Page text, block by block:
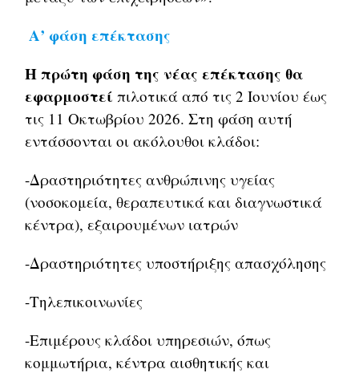
Α’ φάση επέκτασης
Η πρώτη φάση της νέας επέκτασης θα
εφαρμοστεί πιλοτικά από τις 2 Ιουνίου έως
τις 11 Οκτωβρίου 2026. Στη φάση αυτή
εντάσσονται οι ακόλουθοι κλάδοι:
-Δραστηριότητες ανθρώπινης υγείας
(νοσοκομεία, θεραπευτικά και διαγνωστικά
κέντρα), εξαιρουμένων ιατρών
-Δραστηριότητες υποστήριξης απασχόλησης
-Τηλεπικοινωνίες
-Επιμέρους κλάδοι υπηρεσιών, όπως
κομμωτήρια, κέντρα αισθητικής και